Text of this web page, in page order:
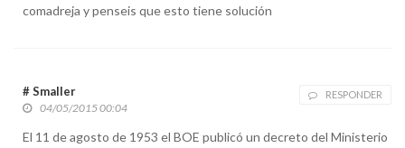
comadreja y penseis que esto tiene solución
# Smaller RESPONDER
04/05/2015 00:04
El 11 de agosto de 1953 el BOE publicó un decreto del Ministerio